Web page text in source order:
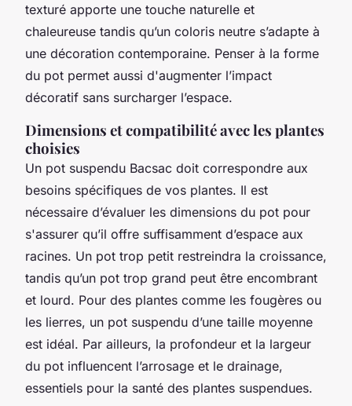
texturé apporte une touche naturelle et
chaleureuse tandis qu’un coloris neutre s’adapte à
une décoration contemporaine. Penser à la forme
du pot permet aussi d'augmenter l’impact
décoratif sans surcharger l’espace.
Dimensions et compatibilité avec les plantes
choisies
Un pot suspendu Bacsac doit correspondre aux
besoins spécifiques de vos plantes. Il est
nécessaire d’évaluer les dimensions du pot pour
s'assurer qu’il offre suffisamment d’espace aux
racines. Un pot trop petit restreindra la croissance,
tandis qu’un pot trop grand peut être encombrant
et lourd. Pour des plantes comme les fougères ou
les lierres, un pot suspendu d’une taille moyenne
est idéal. Par ailleurs, la profondeur et la largeur
du pot influencent l’arrosage et le drainage,
essentiels pour la santé des plantes suspendues.